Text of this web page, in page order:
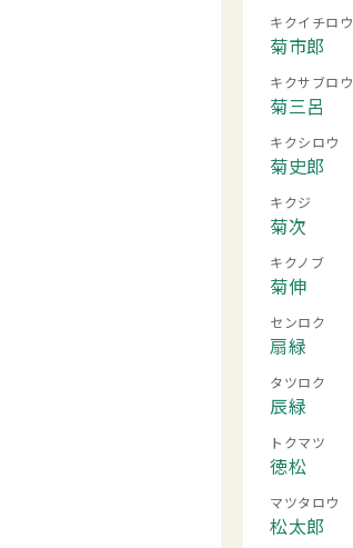
キクイチロウ
菊市郎
キクサブロウ
菊三呂
キクシロウ
菊史郎
キクジ
菊次
キクノブ
菊伸
センロク
扇緑
タツロク
辰緑
トクマツ
徳松
マツタロウ
松太郎